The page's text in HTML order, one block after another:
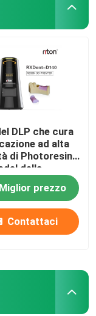
DLP che cura
ad alta
di Photoresin
della
3d
Miglior prezzo
Contattaci